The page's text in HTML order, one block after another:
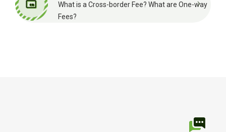
What is a Cross-border Fee? What are One-way
Fees?